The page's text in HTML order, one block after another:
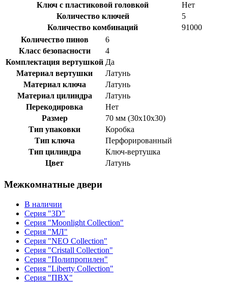
Ключ с пластиковой головкой
Нет
Количество ключей
5
Количество комбинаций
91000
Количество пинов
6
Класс безопасности
4
Комплектация вертушкой Да
Материал вертушки
Латунь
Материал ключа
Латунь
Материал цилиндра
Латунь
Перекодировка
Нет
Размер
70 мм (30x10x30)
Тип упаковки
Коробка
Тип ключа
Перфорированный
Тип цилиндра
Ключ-вертушка
Цвет
Латунь
Межкомнатные двери
В наличии
Серия "3D"
Серия "Moonlight Collection"
Серия "МЛ"
Серия "NEO Collection"
Серия "Cristall Collection"
Серия "Полипропилен"
Серия "Liberty Collection"
Серия "ПВХ"